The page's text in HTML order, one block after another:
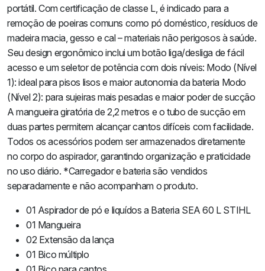
portátil. Com certificação de classe L, é indicado para a
remoção de poeiras comuns como pó doméstico, resíduos de
madeira macia, gesso e cal – materiais não perigosos à saúde.
Seu design ergonômico inclui um botão liga/desliga de fácil
acesso e um seletor de potência com dois níveis: Modo (Nível
1): ideal para pisos lisos e maior autonomia da bateria Modo
(Nível 2): para sujeiras mais pesadas e maior poder de sucção
A mangueira giratória de 2,2 metros e o tubo de sucção em
duas partes permitem alcançar cantos difíceis com facilidade.
Todos os acessórios podem ser armazenados diretamente
no corpo do aspirador, garantindo organização e praticidade
no uso diário. *Carregador e bateria são vendidos
separadamente e não acompanham o produto.
01 Aspirador de pó e liquídos a Bateria SEA 60 L STIHL
01 Mangueira
02 Extensão da lança
01 Bico múltiplo